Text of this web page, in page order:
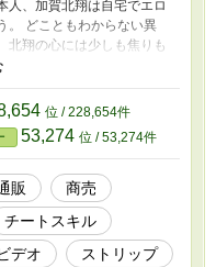
人、加賀北翔は自宅でエロ
。 どこともわからない異
北翔の心には少しも焦りも
トで鑑賞していたはずの
FA○○Aは異世界に来たっ
るのか…。 FA○○Aを愛す
に心酔し、FA○○Aの名
通販やFA○○A同人を
隷として購入した超有能従
間達に支えられながら
能でやがて世界最高の商人
の物語。 北翔の心と
あるのはFA○○Aへの貢献
位 / 228,654件
53,274 位 / 53,274件
販
商売
チートスキル
デオ
ストリップ